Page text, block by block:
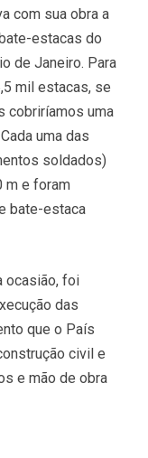
com sua obra a
estacas do
de Janeiro. Para
mil estacas, se
cobriríamos uma
uma das
soldados)
m e foram
bate-estaca
ocasião, foi
das
que o País
civil e
e mão de obra